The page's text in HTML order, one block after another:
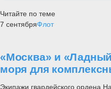
Читайте по теме
7 сентябряФлот
«Москва» и
моря для
Экипажи гвардейского ордена